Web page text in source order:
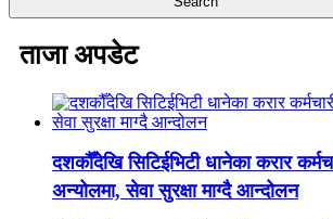
ताजा अपडेट
दशकौँदेखि सिटिईभिटी धानेका करार
अन्योलमा, सेवा सुरक्षा माग्दै आन्दोलन